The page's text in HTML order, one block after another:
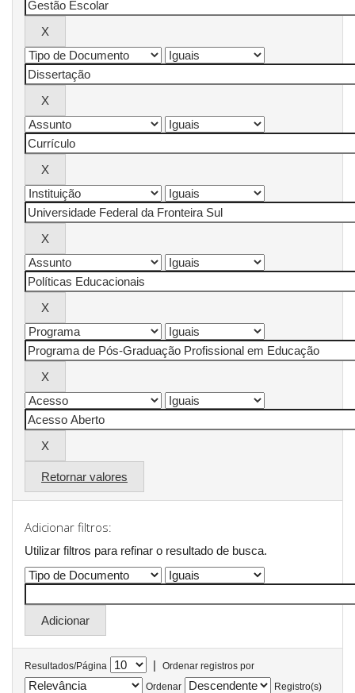
Retornar valores
Adicionar filtros:
Utilizar filtros para refinar o resultado de busca.
Resultados/Página |
Ordenar registros por
Ordenar
Registro(s)